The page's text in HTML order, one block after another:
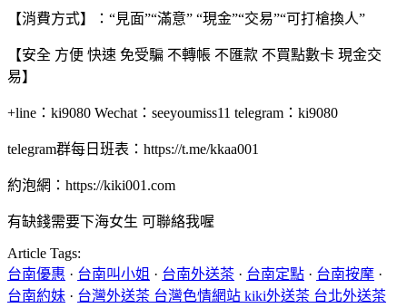
【消費方式】：“見面”“滿意” “現金”“交易”“可打槍換人”
【安全 方便 快速 免受騙 不轉帳 不匯款 不買點數卡 現金交
易】
+line：ki9080 Wechat：seeyoumiss11 telegram：ki9080
telegram群每日班表：https://t.me/kkaa001
約泡網：https://kiki001.com
有缺錢需要下海女生 可聯絡我喔
Article Tags:
台南優惠 · 台南叫小姐 · 台南外送茶 · 台南定點 · 台南按摩 ·
台南約妹 · 台灣外送茶 台灣色情網站 kiki外送茶 台北外送茶